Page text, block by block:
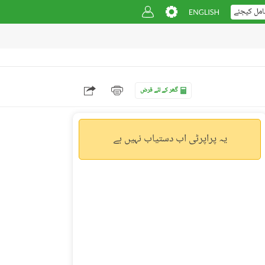
کیجئے
گھر کے لئے قرض
یہ پراپرٹی اب دستیاب نہیں ہے